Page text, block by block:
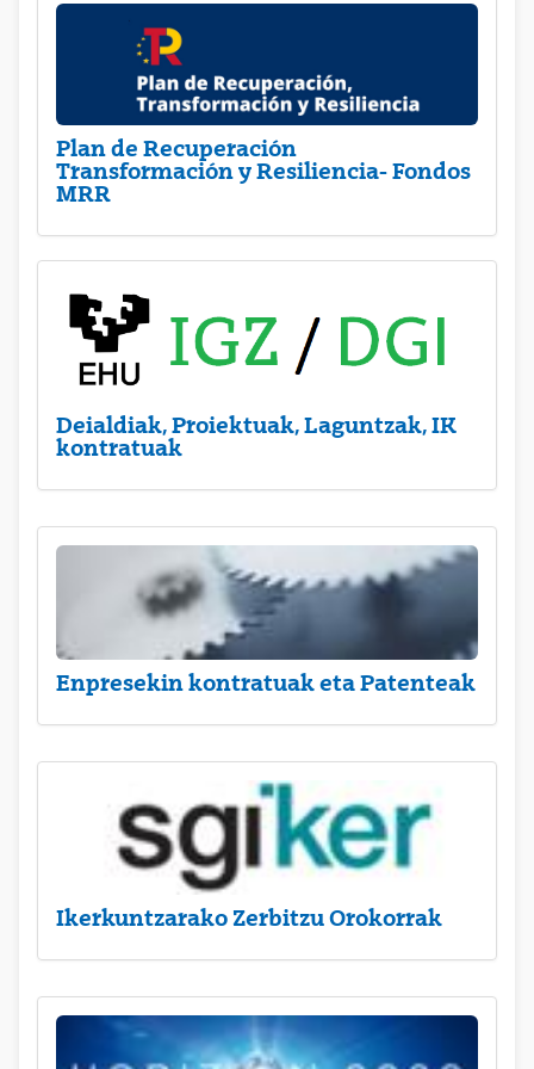
Plan de Recuperación
Transformación y Resiliencia- Fondos
MRR
Deialdiak, Proiektuak, Laguntzak, IK
kontratuak
Enpresekin kontratuak eta Patenteak
Ikerkuntzarako Zerbitzu Orokorrak